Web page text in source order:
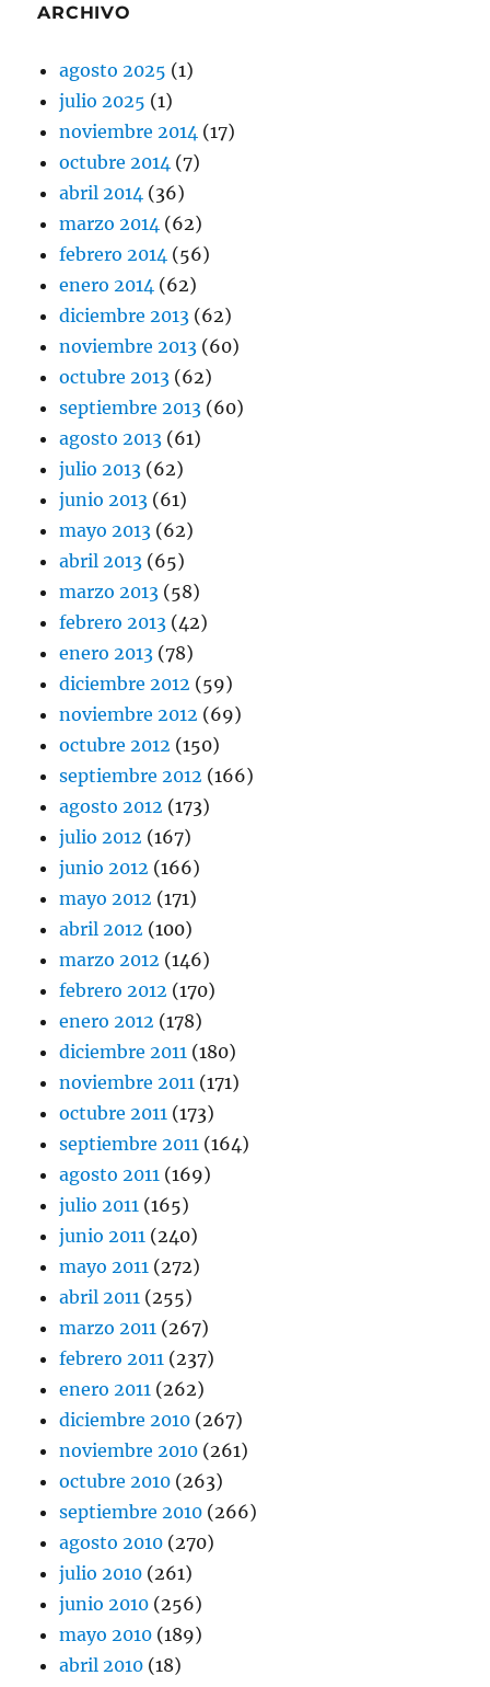
ARCHIVO
agosto 2025 (1)
julio 2025 (1)
noviembre 2014 (17)
octubre 2014 (7)
abril 2014 (36)
marzo 2014 (62)
febrero 2014 (56)
enero 2014 (62)
diciembre 2013 (62)
noviembre 2013 (60)
octubre 2013 (62)
septiembre 2013 (60)
agosto 2013 (61)
julio 2013 (62)
junio 2013 (61)
mayo 2013 (62)
abril 2013 (65)
marzo 2013 (58)
febrero 2013 (42)
enero 2013 (78)
diciembre 2012 (59)
noviembre 2012 (69)
octubre 2012 (150)
septiembre 2012 (166)
agosto 2012 (173)
julio 2012 (167)
junio 2012 (166)
mayo 2012 (171)
abril 2012 (100)
marzo 2012 (146)
febrero 2012 (170)
enero 2012 (178)
diciembre 2011 (180)
noviembre 2011 (171)
octubre 2011 (173)
septiembre 2011 (164)
agosto 2011 (169)
julio 2011 (165)
junio 2011 (240)
mayo 2011 (272)
abril 2011 (255)
marzo 2011 (267)
febrero 2011 (237)
enero 2011 (262)
diciembre 2010 (267)
noviembre 2010 (261)
octubre 2010 (263)
septiembre 2010 (266)
agosto 2010 (270)
julio 2010 (261)
junio 2010 (256)
mayo 2010 (189)
abril 2010 (18)